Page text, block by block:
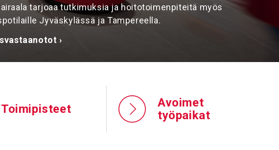
tarjoaa tutkimuksia ja hoitotoimenpiteitä myös
Jyväskylässä ja Tampereella.
›
Toimipisteet
Avoimet
työpaikat